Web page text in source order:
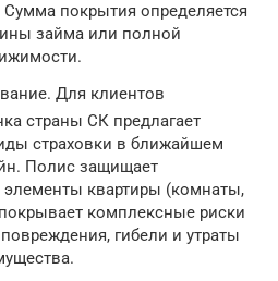
Сумма покрытия определяется
займа или полной
Для клиентов
страны СК предлагает
страховки в ближайшем
Полис защищает
элементы квартиры (комнаты,
комплексные риски
повреждения, гибели и утраты